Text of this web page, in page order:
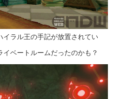
イラル王の手記が放置されてい
ベートルームだったのかも？